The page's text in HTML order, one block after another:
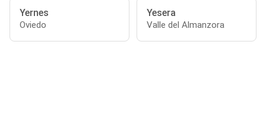
Yernes
Oviedo
Yesera
Valle del Almanzora